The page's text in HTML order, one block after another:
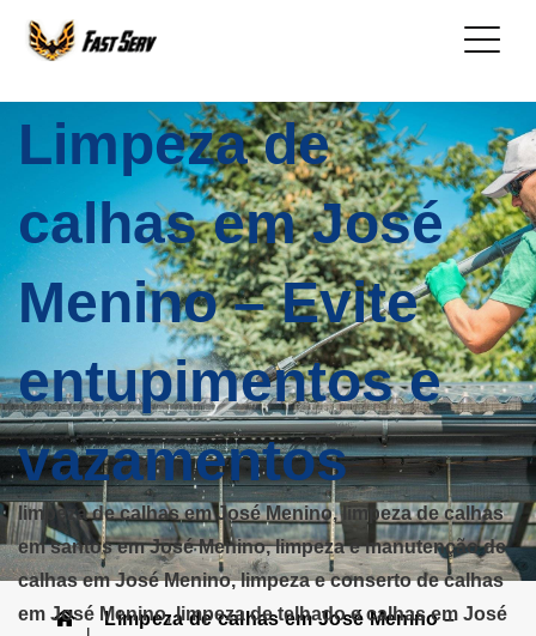
Limpeza de
calhas em José
Menino – Evite
entupimentos e
vazamentos
limpeza de calhas em José Menino, limpeza de calhas
em santos em José Menino, limpeza e manutenção de
calhas em José Menino, limpeza e conserto de calhas
em José Menino, limpeza de telhado e calhas em José
Limpeza de calhas em José Menino –